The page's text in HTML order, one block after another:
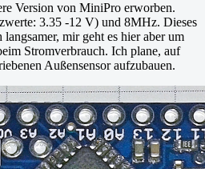
Version von MiniPro erworben.
3.35 -12 V) und 8MHz. Dieses
mir geht es hier aber um
Stromverbrauch. Ich plane, auf
Außensensor aufzubauen.